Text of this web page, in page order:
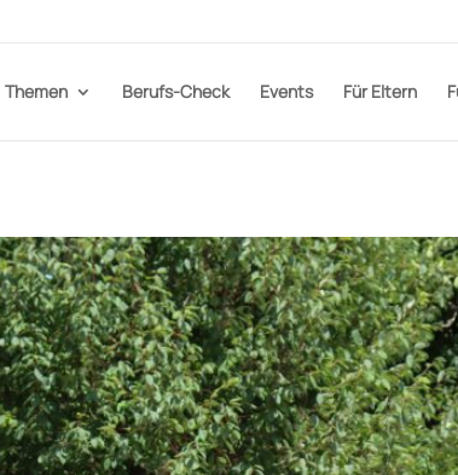
Themen Berufs-Check Events Für Eltern